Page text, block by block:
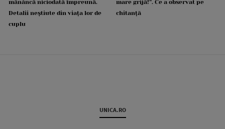
mănâncă niciodată împreună.
Detalii neștiute din viața lor de
cuplu
mare grijă!”. Ce a observat pe
chitanță
UNICA.RO